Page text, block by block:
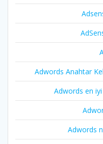
Adwords Anahtar
Adwords en
Adwords